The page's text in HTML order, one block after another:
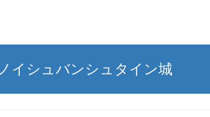
ノイシュバンシュタイン城